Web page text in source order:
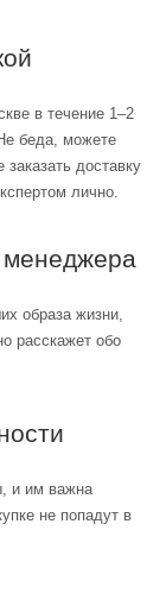
в течение 1–2
беда, можете
доставку
лично.
образа жизни,
расскажет обо
и им важна
не попадут в